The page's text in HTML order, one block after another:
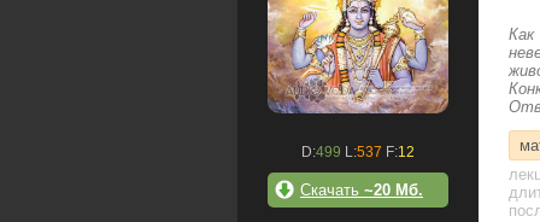
D:499 L:537 F:12
Скачать ~20 Мб.
Как